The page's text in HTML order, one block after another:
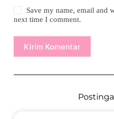
Save my name, email and
next time I comment.
Kirim Komentar